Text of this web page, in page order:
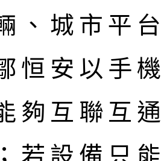
、城市平
恒安以手
夠互聯互